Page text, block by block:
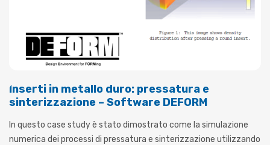
Inserti in metallo duro: pressatura e
sinterizzazione – Software DEFORM
In questo case study è stato dimostrato come la simulazione
numerica dei processi di pressatura e sinterizzazione utilizzando